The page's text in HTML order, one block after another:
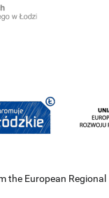
the European Regional